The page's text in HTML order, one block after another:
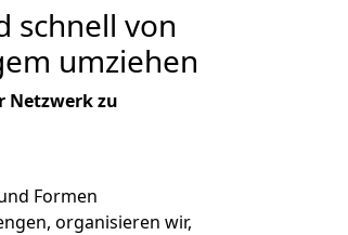
schnell von
umziehen
Netzwerk zu
Formen
organisieren wir,